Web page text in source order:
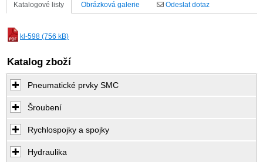
Katalogové listy Obrázková galerie Odeslat dotaz
kl-598 (756 kB)
Katalog zboží
Pneumatické prvky SMC
Šroubení
Rychlospojky a spojky
Hydraulika